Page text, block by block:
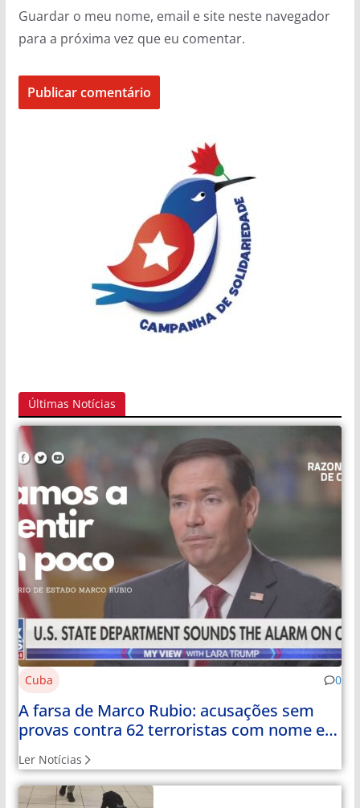
Guardar o meu nome, email e site neste navegador
para a próxima vez que eu comentar.
Últimas Notícias
Cuba 0
A farsa de Marco Rubio: acusações sem
provas contra 62 terroristas com nome e
Ler Notícias